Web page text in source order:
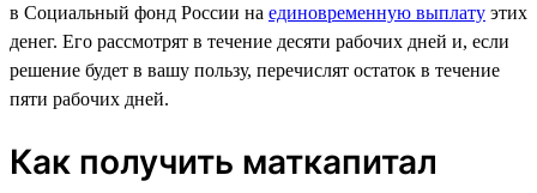
в Социальный фонд России на единовременную выплату этих
денег. Его рассмотрят в течение десяти рабочих дней и, если
решение будет в вашу пользу, перечислят остаток в течение
пяти рабочих дней.
Как получить маткапитал